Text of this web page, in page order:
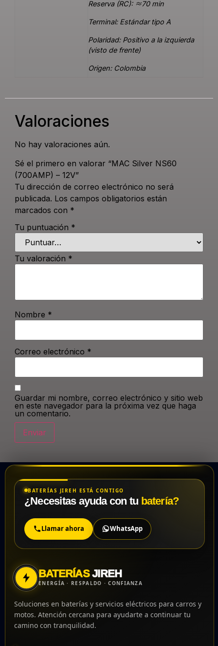
Reserva (RC): ≈70 min
Terminal: Estándar tipo A
Polaridad: Positivo a la izquierda
(visto de frente)
Origen: Colombia
Valoraciones
No hay valoraciones aún.
Sé el primero en valorar “MAC Silver NS60
(700AMP) – 12V”
Tu dirección de correo electrónico no será
publicada. Los campos obligatorios están
marcados con *
Tu puntuación *
Tu valoración *
Nombre *
Correo electrónico *
Guardar mi nombre, correo electrónico y sitio web
en este navegador para la próxima vez que haga
un comentario.
BATERÍAS JIREH ESTÁ CONTIGO
¿Necesitas ayuda con tu batería?
Llamar ahora WhatsApp
BATERÍASJIREH
ENERGÍA · RESPALDO · CONFIANZA
Soluciones en baterías y servicios eléctricos para carros y
motos. Atención cercana para ayudarte a continuar tu
camino con tranquilidad.